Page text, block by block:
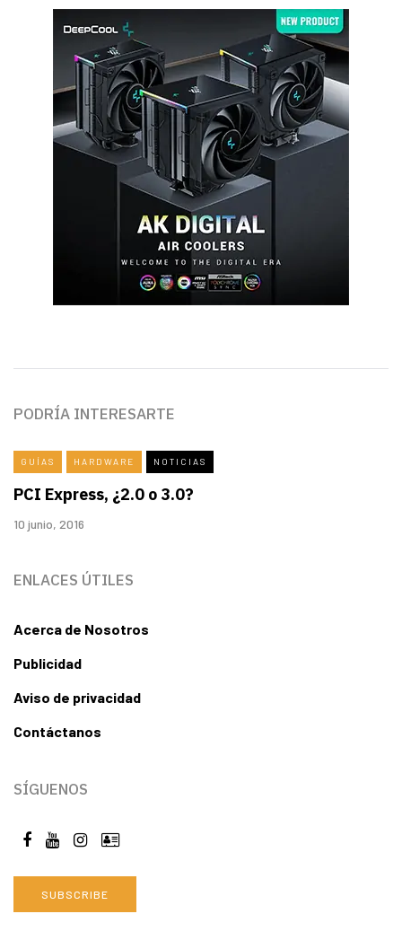
PODRÍA INTERESARTE
GUÍAS HARDWARE NOTICIAS
PCI Express, ¿2.0 o 3.0?
10 junio, 2016
ENLACES ÚTILES
Acerca de Nosotros
Publicidad
Aviso de privacidad
Contáctanos
SÍGUENOS
SUBSCRIBE